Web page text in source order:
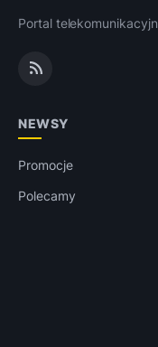
Portal
NEWSY
Promocje
Polecamy